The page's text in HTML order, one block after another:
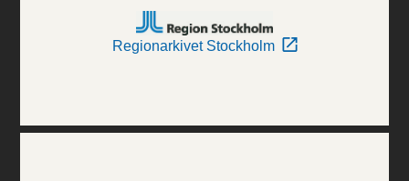
Regionarkivet Stockholm